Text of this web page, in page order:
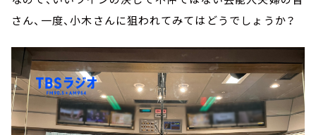
さん、一度、小木さんに狙われてみてはどうでしょうか？